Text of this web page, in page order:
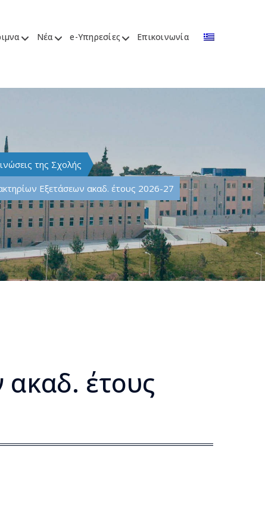
Νέα e-Υπηρεσίες Επικοινωνία
της Σχολής
Εξετάσεων ακαδ. έτους 2026-27
έτους